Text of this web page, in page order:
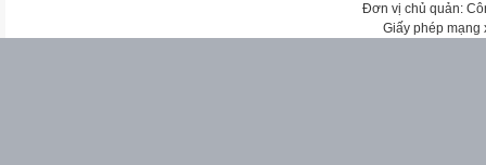
Đơn vị chủ quản:
Giấy phép mạng